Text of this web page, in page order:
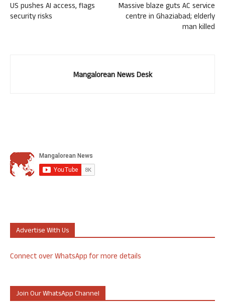
US pushes AI access, flags
security risks
Massive blaze guts AC service
centre in Ghaziabad; elderly
man killed
Mangalorean News Desk
Advertise With Us
Connect over WhatsApp for more details
Join Our WhatsApp Channel